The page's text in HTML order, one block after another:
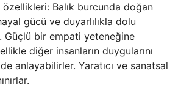
özellikleri: Balık burcunda doğan
gücü ve duyarlılıkla dolu
Güçlü bir empati yeteneğine
diğer insanların duygularını
anlayabilirler. Yaratıcı ve sanatsal